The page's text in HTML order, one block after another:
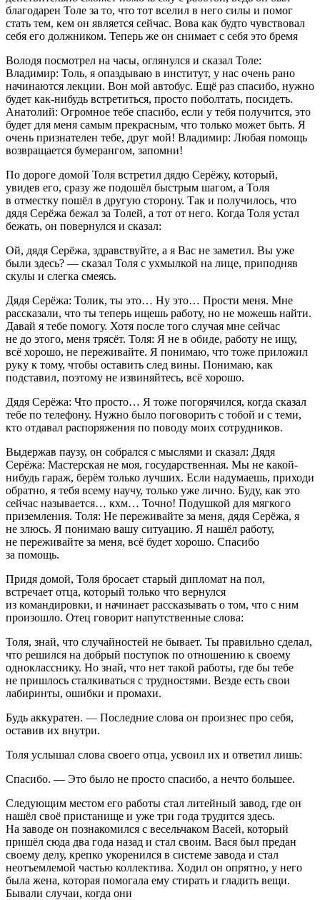
благодарен Толе за то, что тот вселил в него силы и помог
стать тем, кем он является сейчас. Вова как будто чувствовал
себя его должником. Теперь же он снимает с себя это бремя
Володя посмотрел на часы, оглянулся и сказал Толе:
Владимир: Толь, я опаздываю в институт, у нас очень рано
начинаются лекции. Вон мой автобус. Ещё раз спасибо, нужно
будет как-нибудь встретиться, просто поболтать, посидеть.
Анатолий: Огромное тебе спасибо, если у тебя получится, это
будет для меня самым прекрасным, что только может быть. Я
очень признателен тебе, друг мой! Владимир: Любая помощь
возвращается бумерангом, запомни!
По дороге домой Толя встретил дядю Серёжу, который,
увидев его, сразу же подошёл быстрым шагом, а Толя
в отместку пошёл в другую сторону. Так и получилось, что
дядя Серёжа бежал за Толей, а тот от него. Когда Толя устал
бежать, он повернулся и сказал:
Ой, дядя Серёжа, здравствуйте, а я Вас не заметил. Вы уже
были здесь? — сказал Толя с ухмылкой на лице, приподняв
скулы и слегка смеясь.
Дядя Серёжа: Толик, ты это… Ну это… Прости меня. Мне
рассказали, что ты теперь ищешь работу, но не можешь найти.
Давай я тебе помогу. Хотя после того случая мне сейчас
не до этого, меня трясёт. Толя: Я не в обиде, работу не ищу,
всё хорошо, не переживайте. Я понимаю, что тоже приложил
руку к тому, чтобы оставить след вины. Понимаю, как
подставил, поэтому не извиняйтесь, всё хорошо.
Дядя Серёжа: Что просто… Я тоже погорячился, когда сказал
тебе по телефону. Нужно было поговорить с тобой и с теми,
кто отдавал распоряжения по поводу моих сотрудников.
Выдержав паузу, он собрался с мыслями и сказал: Дядя
Серёжа: Мастерская не моя, государственная. Мы не какой-
нибудь гараж, берём только лучших. Если надумаешь, приходи
обратно, я тебя всему научу, только уже лично. Буду, как это
сейчас называется… кхм… Точно! Подушкой для мягкого
приземления. Толя: Не переживайте за меня, дядя Серёжа, я
не злюсь. Я понимаю вашу ситуацию. Я нашёл работу,
не переживайте за меня, всё будет хорошо. Спасибо
за помощь.
Придя домой, Толя бросает старый дипломат на пол,
встречает отца, который только что вернулся
из командировки, и начинает рассказывать о том, что с ним
произошло. Отец говорит напутственные слова:
Толя, знай, что случайностей не бывает. Ты правильно сделал,
что решился на добрый поступок по отношению к своему
однокласснику. Но знай, что нет такой работы, где бы тебе
не пришлось сталкиваться с трудностями. Везде есть свои
лабиринты, ошибки и промахи.
Будь аккуратен. — Последние слова он произнес про себя,
оставив их внутри.
Толя услышал слова своего отца, усвоил их и ответил лишь:
Спасибо. — Это было не просто спасибо, а нечто большее.
Следующим местом его работы стал литейный завод, где он
нашёл своё пристанище и уже три года трудится здесь.
На заводе он познакомился с весельчаком Васей, который
пришёл сюда два года назад и стал своим. Вася был предан
своему делу, крепко укоренился в системе завода и стал
неотъемлемой частью коллектива. Ходил он опрятно, у него
была жена, которая помогала ему стирать и гладить вещи.
Бывали случаи, когда они